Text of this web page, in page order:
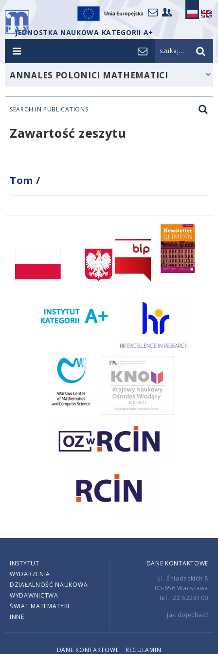
JEDNOSTKA NAUKOWA KATEGORII A+
szukaj...
ANNALES POLONICI MATHEMATICI
SEARCH IN PUBLICATIONS
Zawartość zeszytu
Tom /
INSTYTUT
WYDARZENIA
DZIAŁALNOŚĆ NAUKOWA
WYDAWNICTWA
ŚWIAT MATEMATYKI
INNE
DANE KONTAKTOWE
ul. Śniadeckich 8
00-656 Warszawa
tel.: 22 5228100
Jak dojechać?
DANE KONTAKTOWE REGULAMIN